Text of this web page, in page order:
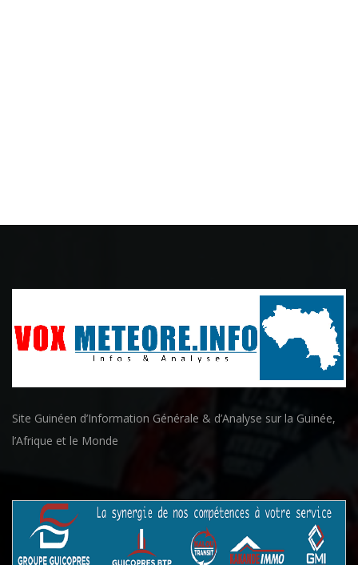
Site Guinéen d’Information Générale & d’Analyse sur la Guinée,
l’Afrique et le Monde